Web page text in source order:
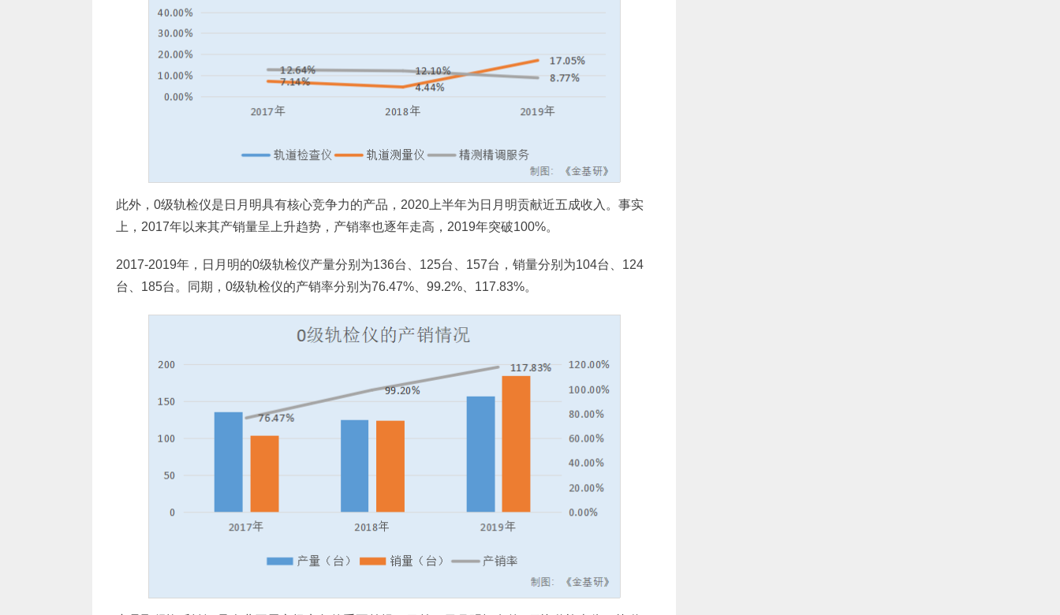
此外，0级轨检仪是日月明具有核心竞争力的产品，2020上半年为日月明贡献近五成收入。事实
上，2017年以来其产销量呈上升趋势，产销率也逐年走高，2019年突破100%。
2017-2019年，日月明的0级轨检仪产量分别为136台、125台、157台，销量分别为104台、124
台、185台。同期，0级轨检仪的产销率分别为76.47%、99.2%、117.83%。